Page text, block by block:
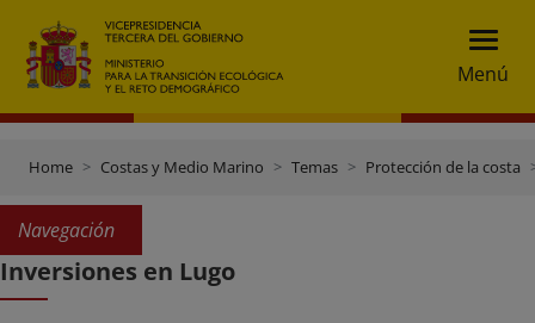
Menú
Home Costas y Medio Marino Temas Protección de la costa
Navegación
Inversiones en Lugo